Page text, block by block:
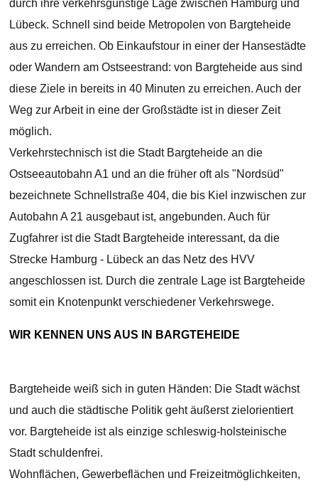
durch ihre verkehrsgünstige Lage zwischen Hamburg und
Lübeck. Schnell sind beide Metropolen von Bargteheide
aus zu erreichen. Ob Einkaufstour in einer der Hansestädte
oder Wandern am Ostseestrand: von Bargteheide aus sind
diese Ziele in bereits in 40 Minuten zu erreichen. Auch der
Weg zur Arbeit in eine der Großstädte ist in dieser Zeit
möglich.
Verkehrstechnisch ist die Stadt Bargteheide an die
Ostseeautobahn A1 und an die früher oft als "Nordsüd"
bezeichnete Schnellstraße 404, die bis Kiel inzwischen zur
Autobahn A 21 ausgebaut ist, angebunden. Auch für
Zugfahrer ist die Stadt Bargteheide interessant, da die
Strecke Hamburg - Lübeck an das Netz des HVV
angeschlossen ist. Durch die zentrale Lage ist Bargteheide
somit ein Knotenpunkt verschiedener Verkehrswege.
WIR KENNEN UNS AUS IN BARGTEHEIDE
Bargteheide weiß sich in guten Händen: Die Stadt wächst
und auch die städtische Politik geht äußerst zielorientiert
vor. Bargteheide ist als einzige schleswig-holsteinische
Stadt schuldenfrei.
Wohnflächen, Gewerbeflächen und Freizeitmöglichkeiten,